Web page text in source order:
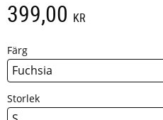
399,00 KR
Färg
Storlek